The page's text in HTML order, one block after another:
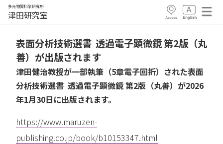
多元物質科学研究所
津田研究室
表面分析技術選書 透過電子顕微鏡 第2版（丸
善）が出版されます
津田健治教授が一部執筆（5章電子回折） された表面
分析技術選書 透過電子顕微鏡 第2版（丸善）が2026
年1月30日に出版されます。
https://www.maruzen-
publishing.co.jp/book/b10153347.html